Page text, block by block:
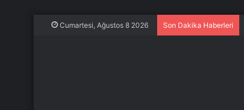
Cumartesi, Ağustos 8 2026 Son Dakika Haberleri